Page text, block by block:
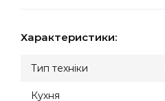
Характеристики:
Тип техніки
Кухня